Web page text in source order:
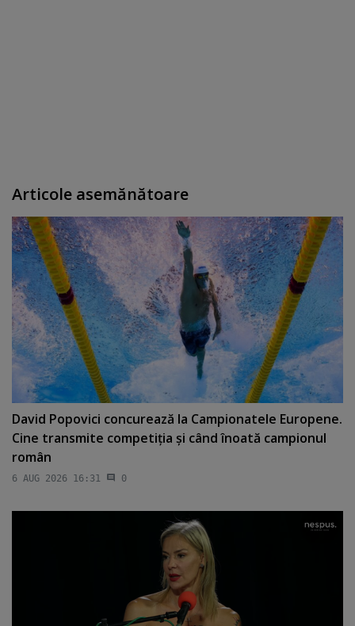
Articole asemănătoare
David Popovici concurează la Campionatele Europene.
Cine transmite competiţia şi când înoată campionul
român
6 AUG 2026 16:31 0